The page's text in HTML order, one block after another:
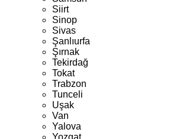
Siirt
Sinop
Sivas
Şanlıurfa
Şırnak
Tekirdağ
Tokat
Trabzon
Tunceli
Uşak
Van
Yalova
Yozgat